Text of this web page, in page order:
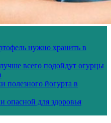
нужно хранить в
всего подойдут огурцы
полезного йогурта в
опасной для здоровья